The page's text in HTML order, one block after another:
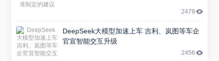
2479
DeepSeek大模型加速上车 吉利、岚图等车企
官宣智能交互升级
2456